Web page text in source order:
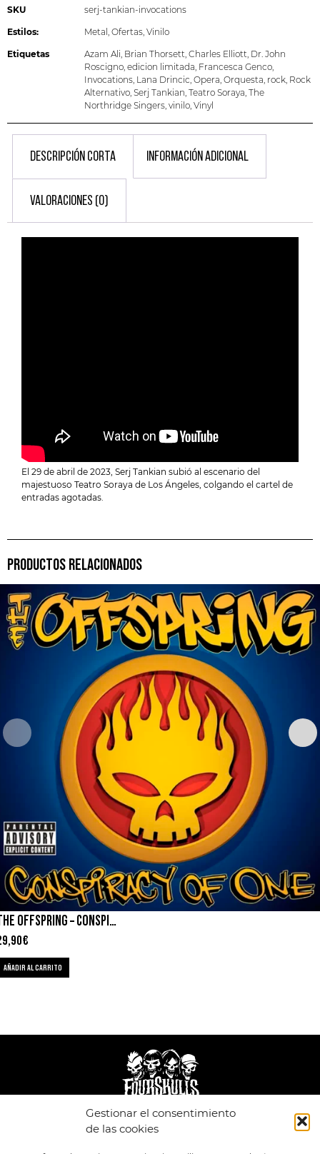
Gestionar el consentimiento
de las cookies
SKU
serj-tankian-invocations
Estilos: Metal Ofertas Vinilo
Etiquetas Azam Ali Brian Thorsett Charles Elliott Dr. John
Roscigno edicion limitada Francesca Genco
Invocations Lana Drincic Opera Orquesta rock Rock
Alternativo Serj Tankian Teatro Soraya The
Northridge Singers vinilo Vinyl
DESCRIPCIÓN CORTA INFORMACIÓN ADICIONAL
VALORACIONES (0)
El 29 de abril de 2023, Serj Tankian subió al escenario del
majestuoso Teatro Soraya de Los Ángeles, colgando el cartel de
entradas agotadas.
PRODUCTOS RELACIONADOS
THE OFFSPRING – CONSPIRACY OF ONE
€
AÑADIR AL CARRITO